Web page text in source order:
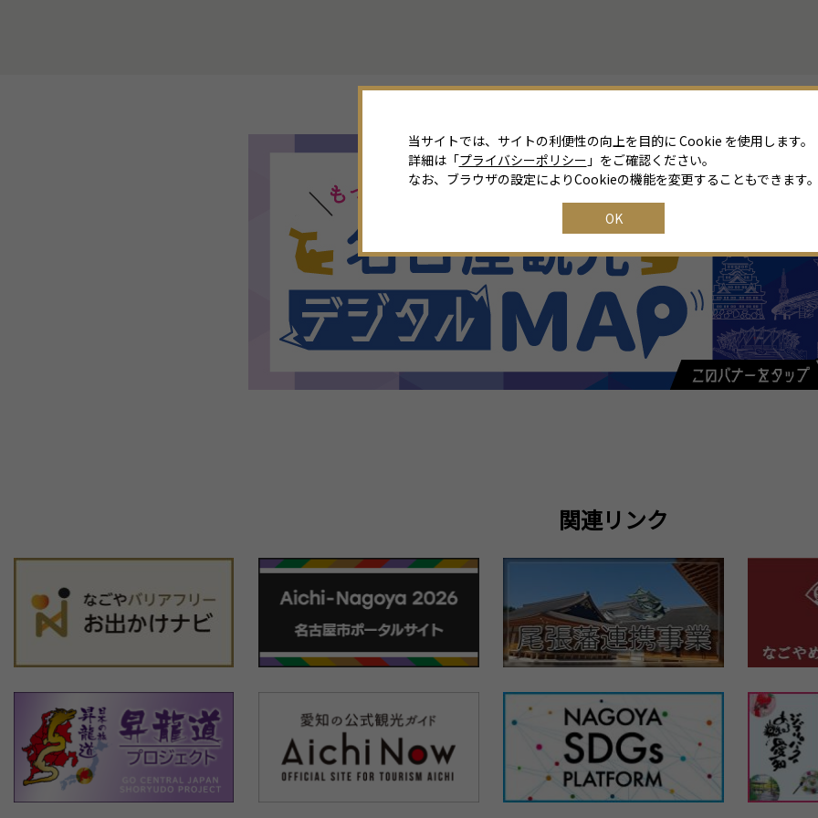
関連リンク
当サイトでは、サイトの利便性の向上を目的に Cookie を使用します。
詳細は「プライバシーポリシー 」をご確認ください。
なお、ブラウザの設定によりCookieの機能を変更することもできます
OK